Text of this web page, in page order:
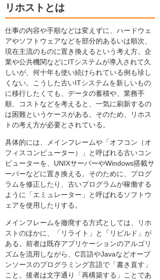
リホストとは
仕事の内容や手順などは変えずに、ハードウェ
アやソフトウェアなどを部分的あるいは順次、
現在主流のものに置き換えるという考え方。企
業や公共機関などにITシステムが導入されて久
しいが、何十年も使い続けられている例も珍し
くない。こうした古いITシステムを新しいもの
に移行したくても、データの蓄積や、業務手
順、コストなどを考えると、一気に刷新するの
は困難というケースがある。そのため、リホス
トの考え方が必要とされている。
具体的には、メインフレームや「オフコン（オ
フィスコンピューター）」と呼ばれる古いコン
ピューターを、UNIXサーバーやWindows搭載サ
ーバーなどに置き換える。そのために、プログ
ラムを修正したり、古いプログラムが稼働する
ように「エミュレーター」と呼ばれるソフトウ
ェアを使用したりする。
メインフレームを撤廃する方式としては、リホ
ストのほかに、「リライト」と「リビルド」が
ある。前者は既存アプリケーションのアルゴリ
ズムを流用しながら、C言語やJavaなどオープ
ンソースのプログラミング言語で「書き直す」
こと。後者は文字通り「再構築する」ことであ